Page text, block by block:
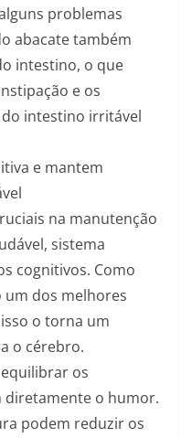
problemas
abacate também
intestino, o que
e os
intestino irritável
e mantem
na manutenção
sistema
cognitivos. Como
um dos melhores
o torna um
o cérebro.
os
o humor.
podem reduzir os